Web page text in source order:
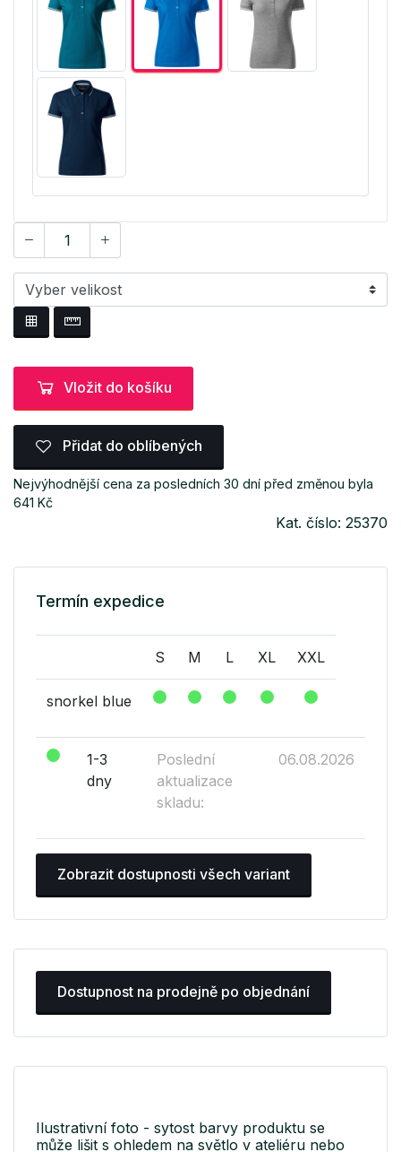
Vložit do košíku
Přidat do oblíbených
Nejvýhodnější cena za posledních 30 dní před změnou byla
641 Kč
Kat. číslo: 25370
Termín expedice
S M L XL XXL
snorkel blue
1-3
dny
Poslední
aktualizace
skladu:
06.08.2026
Zobrazit dostupnosti všech variant
Dostupnost na prodejně po objednání
Ilustrativní foto - sytost barvy produktu se
může lišit s ohledem na světlo v ateliéru nebo